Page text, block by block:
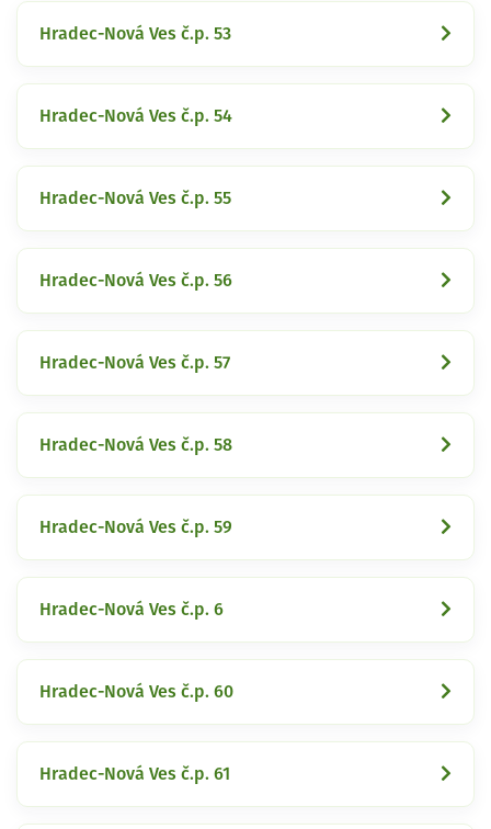
Hradec-Nová Ves č.p. 53
Hradec-Nová Ves č.p. 54
Hradec-Nová Ves č.p. 55
Hradec-Nová Ves č.p. 56
Hradec-Nová Ves č.p. 57
Hradec-Nová Ves č.p. 58
Hradec-Nová Ves č.p. 59
Hradec-Nová Ves č.p. 6
Hradec-Nová Ves č.p. 60
Hradec-Nová Ves č.p. 61